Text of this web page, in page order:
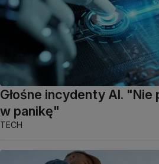
Głośne incydenty AI. "Nie
w panikę"
TECH